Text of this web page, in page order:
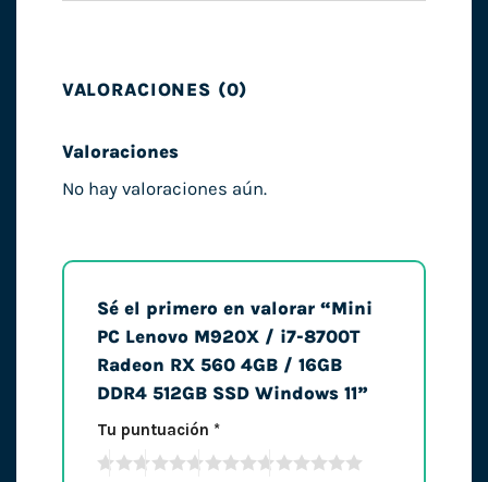
VALORACIONES (0)
Valoraciones
No hay valoraciones aún.
Sé el primero en valorar “Mini
PC Lenovo M920X / i7-8700T
Radeon RX 560 4GB / 16GB
DDR4 512GB SSD Windows 11”
Tu puntuación *